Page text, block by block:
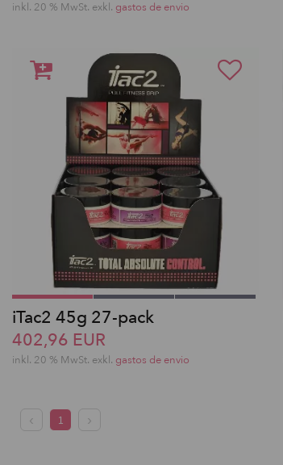
inkl. 20 % MwSt. exkl. gastos de envio
iTac2 45g 27-pack
402,96 EUR
inkl. 20 % MwSt. exkl. gastos de envio
1